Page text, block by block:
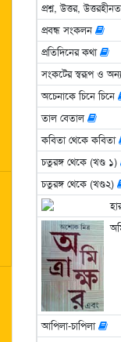
প্রশ্ন, উত্তর,
প্রবন্ধ সংকলন
প্রতিদিনের কথা
সংকটের স্বরূপ ও
অচেনাকে চিনে চিনে
তাল বেতাল
কবিতা থেকে কবিতা
চতুরঙ্গ থেকে (খণ্ড ১)
চতুরঙ্গ থেকে (খণ্ড২)
আপিলা-চাপিলা